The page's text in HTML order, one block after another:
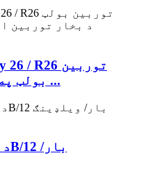
بولټ په کې کارول کیږي ...